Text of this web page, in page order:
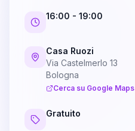
16:00 - 19:00
Casa Ruozi
Via Castelmerlo 13
Bologna
Cerca su Google Maps
Gratuito